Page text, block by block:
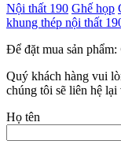
Nội thất 190 Ghế họp
khung thép nội thất
Để đặt mua sản phẩm:
Quý khách hàng vui
chúng tôi sẽ liên hệ
Họ tên